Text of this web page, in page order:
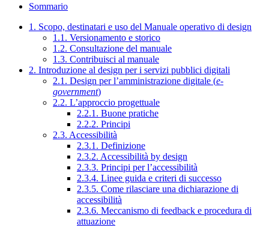
Sommario
1. Scopo, destinatari e uso del Manuale operativo di design
1.1. Versionamento e storico
1.2. Consultazione del manuale
1.3. Contribuisci al manuale
2. Introduzione al design per i servizi pubblici digitali
2.1. Design per l’amministrazione digitale (e-
government)
2.2. L’approccio progettuale
2.2.1. Buone pratiche
2.2.2. Principi
2.3. Accessibilità
2.3.1. Definizione
2.3.2. Accessibilità by design
2.3.3. Principi per l’accessibilità
2.3.4. Linee guida e criteri di successo
2.3.5. Come rilasciare una dichiarazione di
accessibilità
2.3.6. Meccanismo di feedback e procedura di
attuazione